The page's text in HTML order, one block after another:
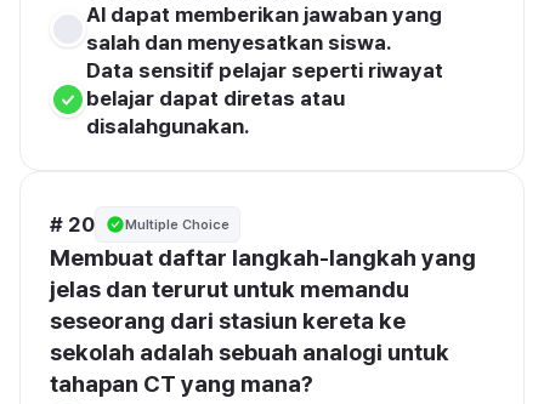
Al dapat memberikan jawaban yang
salah dan menyesatkan siswa.
Data sensitif pelajar seperti riwayat
belajar dapat diretas atau
disalahgunakan.
# 20 Multiple Choice
Membuat daftar langkah-langkah yang
jelas dan terurut untuk memandu
seseorang dari stasiun kereta ke
sekolah adalah sebuah analogi untuk
tahapan CT yang mana?